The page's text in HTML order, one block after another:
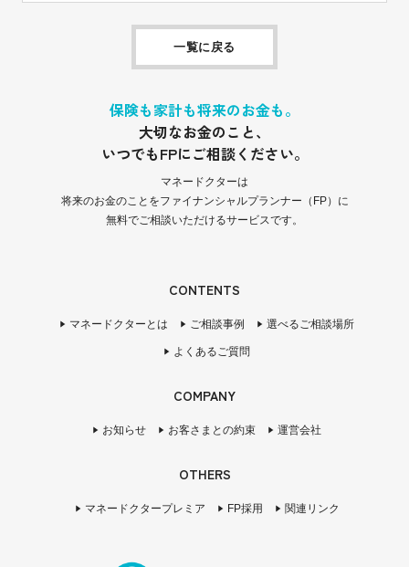
一覧に戻る
保険も家計も将来のお金も。
大切なお金のこと、
いつでもFPにご相談ください。
マネードクターは
将来のお金のことをファイナンシャルプランナー（FP）に
無料でご相談いただけるサービスです。
CONTENTS
マネードクターとは ご相談事例 選べるご相談場所
よくあるご質問
COMPANY
お知らせ お客さまとの約束 運営会社
OTHERS
マネードクタープレミア FP採用 関連リンク